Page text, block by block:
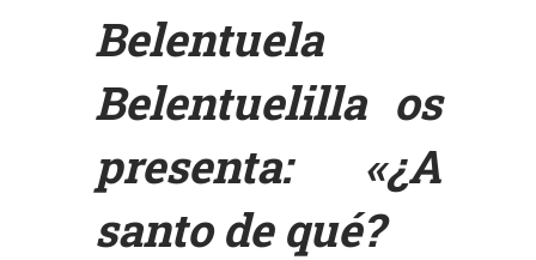
Belentuela
Belentuelilla os
presenta: «¿A
santo de qué?